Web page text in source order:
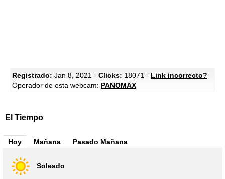
Registrado: Jan 8, 2021 - Clicks: 18071 - Link incorrecto?
Operador de esta webcam: PANOMAX
El Tiempo
Hoy Mañana Pasado Mañana
Soleado